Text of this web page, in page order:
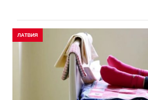
ЛАТВИЯ